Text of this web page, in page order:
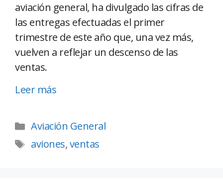
aviación general, ha divulgado las cifras de
las entregas efectuadas el primer
trimestre de este año que, una vez más,
vuelven a reflejar un descenso de las
ventas.
Leer más
Aviación General
aviones,ventas